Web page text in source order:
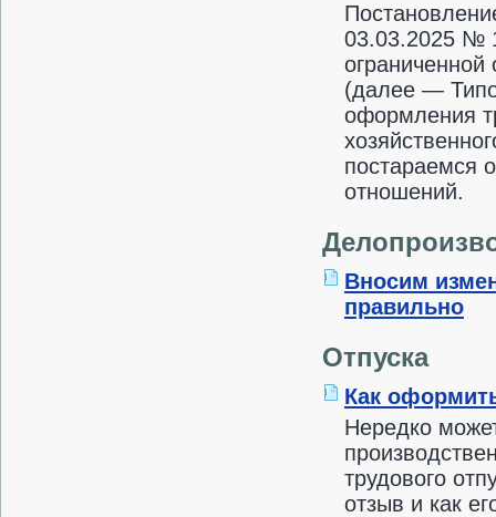
03.03.2025 №
ограниченной
(далее —
оформления
постараемся
отношений.
Вносим
правильно
Отпуска
Как
Нередко
трудового
отзыв и как